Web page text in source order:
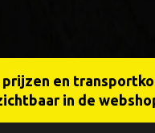
prijzen en
in de